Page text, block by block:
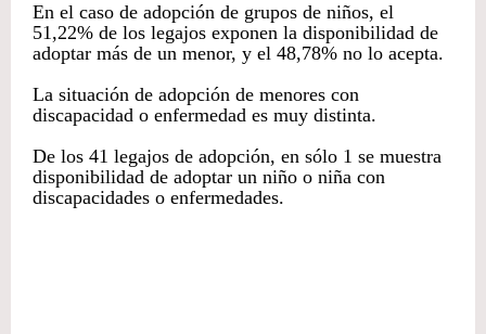
En el caso de adopción de grupos de niños, el
51,22% de los legajos exponen la disponibilidad de
adoptar más de un menor, y el 48,78% no lo acepta.
La situación de adopción de menores con
discapacidad o enfermedad es muy distinta.
De los 41 legajos de adopción, en sólo 1 se muestra
disponibilidad de adoptar un niño o niña con
discapacidades o enfermedades.